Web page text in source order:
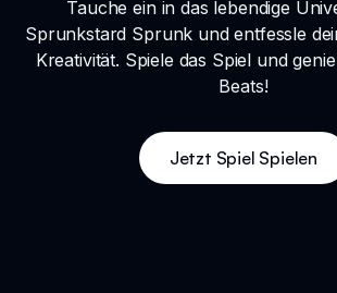
Tauche ein in das lebendige
Sprunkstard Sprunk und entfessle
Kreativität. Spiele das Spiel und
Beats!
Jetzt Spiel Spielen